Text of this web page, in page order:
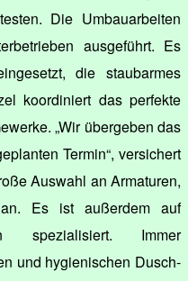
Die Umbauarbeiten
ausgeführt. Es
die staubarmes
koordiniert das perfekte
„Wir übergeben das
Termin“, versichert
Auswahl an Armaturen,
Es ist außerdem auf
spezialisiert. Immer
und hygienischen Dusch-